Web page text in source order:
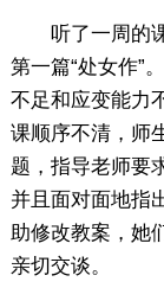
听了一周的课
第一篇“处女作”
不足和应变能力
课顺序不清，师
题，指导老师要
并且面对面地指
助修改教案，她
亲切交谈。